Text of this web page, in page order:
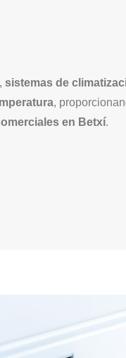
, sistemas de
,
en Betxí.